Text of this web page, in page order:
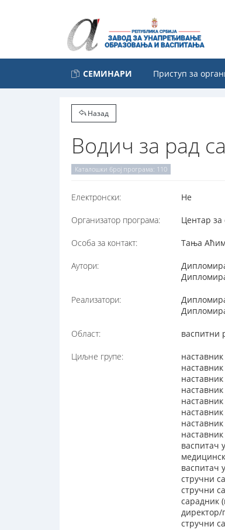
СЕМИНАРИ Приступ за
Назад
Водич за рад
Каталошки број програма: 110
Електронски: Не
Организатор програма: Центар
Особа за контакт: Тања
Аутори:
Реализатори:
Област: васпитни
Циљне групе:
васпитач
васпитач
стручни
стручни
сарадник
стручни